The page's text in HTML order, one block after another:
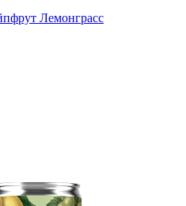
Лемонграсс